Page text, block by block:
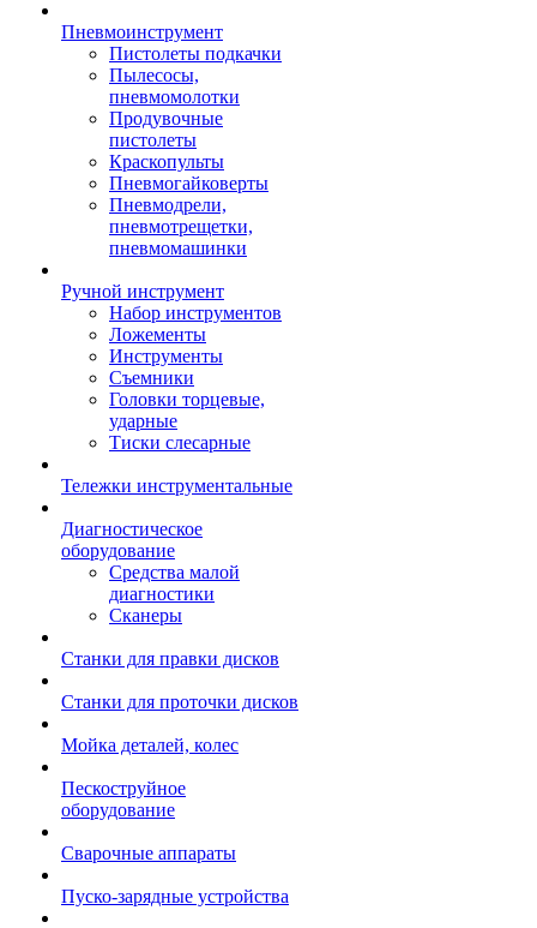
Пневмоинструмент
Пистолеты подкачки
Пылесосы,
пневмомолотки
Продувочные
пистолеты
Краскопульты
Пневмогайковерты
Пневмодрели,
пневмотрещетки,
пневмомашинки
Ручной инструмент
Набор инструментов
Ложементы
Инструменты
Съемники
Головки торцевые,
ударные
Тиски слесарные
Тележки инструментальные
Диагностическое
оборудование
Средства малой
диагностики
Сканеры
Станки для правки дисков
Станки для проточки дисков
Мойка деталей, колес
Пескоструйное
оборудование
Сварочные аппараты
Пуско-зарядные устройства